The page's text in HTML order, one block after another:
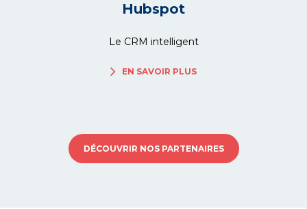
Hubspot
Le CRM intelligent
EN SAVOIR PLUS
DÉCOUVRIR NOS PARTENAIRES